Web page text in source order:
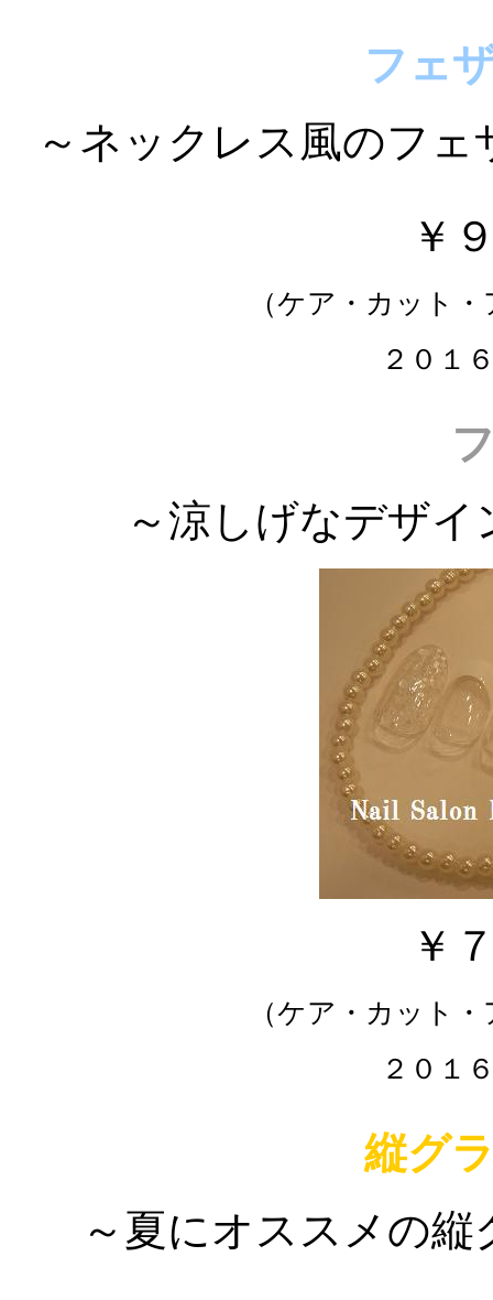
フェ
～ネックレス風のフ
￥
（ケア・カット
２０１
～涼しげなデザ
￥
（ケア・カット
２０１
縦グ
～夏にオススメの